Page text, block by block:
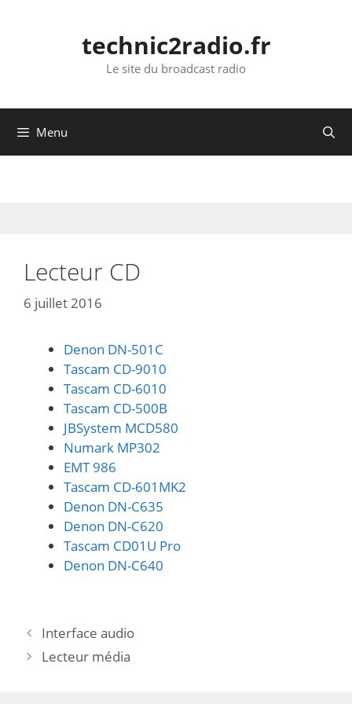
technic2radio.fr
Le site du broadcast radio
Menu
Lecteur CD
6 juillet 2016
Denon DN-501C
Tascam CD-9010
Tascam CD-6010
Tascam CD-500B
JBSystem MCD580
Numark MP302
EMT 986
Tascam CD-601MK2
Denon DN-C635
Denon DN-C620
Tascam CD01U Pro
Denon DN-C640
Interface audio
Lecteur média